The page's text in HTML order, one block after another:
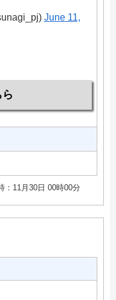
June 11,
：11月30日 00時00分